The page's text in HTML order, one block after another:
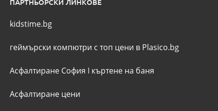
kidstime.bg
геймърски компютри с топ цени в Plasico.bg
Асфалтиране София I къртене на баня
Асфалтиране цени